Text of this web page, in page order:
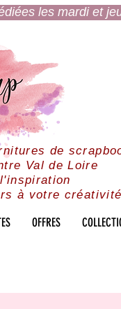
les mardi et
de
Val de Loire
à votre créativité
OFFRES